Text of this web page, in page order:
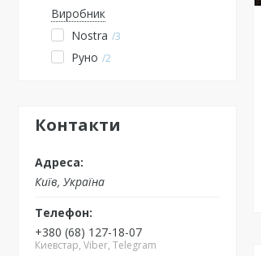
Виробник
Nostra 3
Руно 2
Контакти
Київ, Україна
+380 (68) 127-18-07
Киевстар, Viber, Telegram